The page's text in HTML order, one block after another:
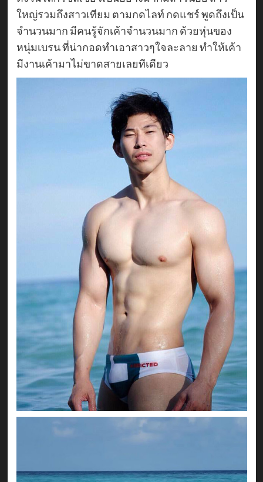
ใหญ่รวมถึงสาวเทียม ตามกดไลท์ กดแชร์ พูดถึงเป็น
จำนวนมาก มีคนรู้จักเค้าจำนวนมาก ด้วยหุ่นของ
หนุ่มเบรน ที่น่ากอดทำเอาสาวๆใจละลาย ทำให้เค้า
มีงานเค้ามาไม่ขาดสายเลยทีเดียว